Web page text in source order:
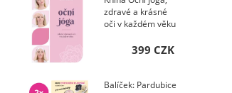
zdravé a krásné
oči v každém věku
399 CZK
Balíček: Pardubice